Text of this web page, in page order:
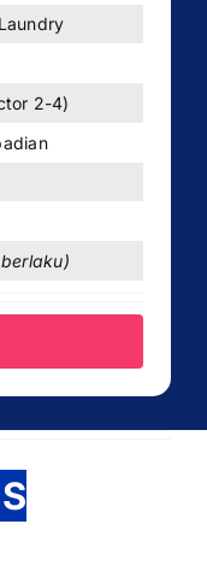
2-4)